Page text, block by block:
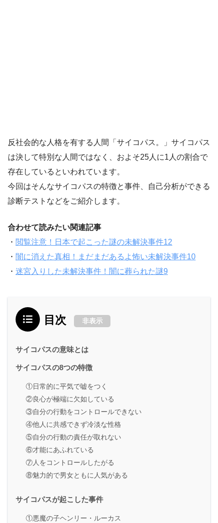
反社会的な人格を有する人間「サイコパス。」サイコパス
は決して特別な人間ではなく、およそ25人に1人の割合で
存在しているといわれています。
今回はそんなサイコパスの特徴と事件、自己分析ができる
診断テストなどをご紹介します。
合わせて読みたい関連記事
・ 閲覧注意！日本で起こった謎の未解決事件12
・ 闇に消えた真相！まだまだあるよ怖い未解決事件10
・ 迷宮入りした未解決事件！闇に葬られた謎9
目次 非表示
サイコパスの意味とは
サイコパスの8つの特徴
①日常的に平気で嘘をつく
②良心が極端に欠如している
③自分の行動をコントロールできない
④他人に共感できず冷淡な性格
⑤自分の行動の責任が取れない
⑥才能にあふれている
⑦人をコントロールしたがる
⑧魅力的で男女ともに人気がある
サイコパスが起こした事件
①悪魔の子ヘンリー・ルーカス